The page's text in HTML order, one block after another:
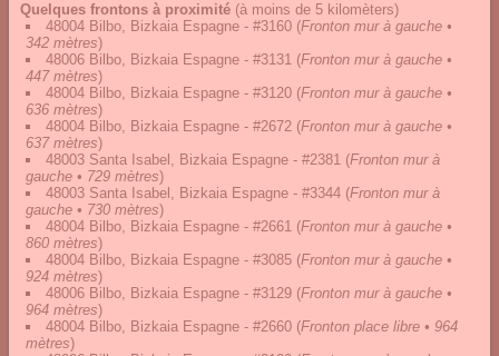
Quelques frontons à proximité (à moins de 5 kilomèters)
48004 Bilbo, Bizkaia Espagne - #3160 (Fronton mur à gauche •
342 mètres)
48006 Bilbo, Bizkaia Espagne - #3131 (Fronton mur à gauche •
447 mètres)
48004 Bilbo, Bizkaia Espagne - #3120 (Fronton mur à gauche •
636 mètres)
48004 Bilbo, Bizkaia Espagne - #2672 (Fronton mur à gauche •
637 mètres)
48003 Santa Isabel, Bizkaia Espagne - #2381 (Fronton mur à
gauche • 729 mètres)
48003 Santa Isabel, Bizkaia Espagne - #3344 (Fronton mur à
gauche • 730 mètres)
48004 Bilbo, Bizkaia Espagne - #2661 (Fronton mur à gauche •
860 mètres)
48004 Bilbo, Bizkaia Espagne - #3085 (Fronton mur à gauche •
924 mètres)
48006 Bilbo, Bizkaia Espagne - #3129 (Fronton mur à gauche •
964 mètres)
48004 Bilbo, Bizkaia Espagne - #2660 (Fronton place libre • 964
mètres)